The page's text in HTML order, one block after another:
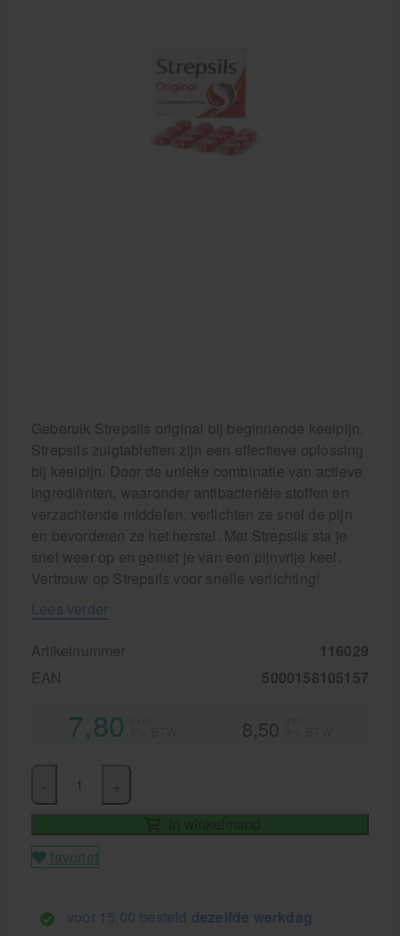
Geberuik Strepsils original bij beginnende keelpijn.
Strepsils zuigtabletten zijn een effectieve oplossing
bij keelpijn. Door de unieke combinatie van actieve
ingrediënten, waaronder antibacteriële stoffen en
verzachtende middelen, verlichten ze snel de pijn
en bevorderen ze het herstel. Met Strepsils sta je
snel weer op en geniet je van een pijnvrije keel.
Vertrouw op Strepsils voor snelle verlichting!
Lees verder
Artikelnummer
116029
EAN
5000158105157
7,80 8,50
In winkelmand
favoriet
voor 15.00 besteld dezelfde werkdag